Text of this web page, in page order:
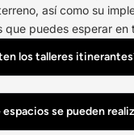
así como su
que puedes esperar en
los talleres
se pueden